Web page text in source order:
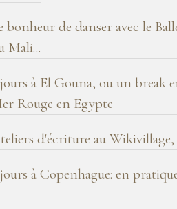
bonheur de danser avec le
Mali...
à El Gouna, ou un break
Rouge en Egypte
d'écriture au Wikivillage,
à Copenhague: en